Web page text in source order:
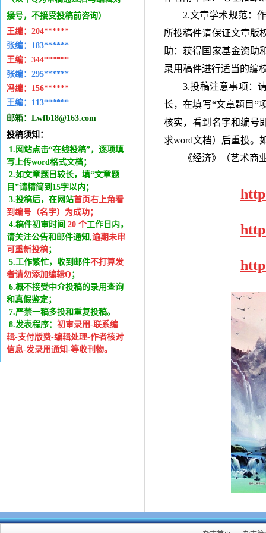
接号，不接受投稿前咨询）
王编： 204******
张编：183******
王编： 344******
张编：295******
冯编： 156******
王编： 113******
邮箱： Lwfb18@163.com
投稿须知：
1.网站点击“在线投稿”，逐项填
写上传word格式文档；
2.如文章题目较长，填“文章题
目”请精简到15字以内；
3.投稿后，在网站首页右上角看
到编号（名字）为成功；
4.稿件初审时间 20 个工作日内 ，
请关注公告和邮件通知,逾期未审
可重新投稿；
5.工作繁忙，收到邮件不打算发
者请勿添加编辑Q；
6.概不接受中介投稿的录用查询
和真假鉴定；
7.严禁一稿多投和重复投稿。
8.发表程序： 初审录用-联系编
辑-支付版费-编辑处理-作者核对
信息-发录用通知-等收刊物。
2.文章学术规范：
所投稿件请保证文章版
助：获得国家基金资助
录用稿件进行适当的编
3.投稿注意事项：
长，在填写“文章题目”
核实，看到名字和编号
求word文档）后重投。
《经济》（艺术商